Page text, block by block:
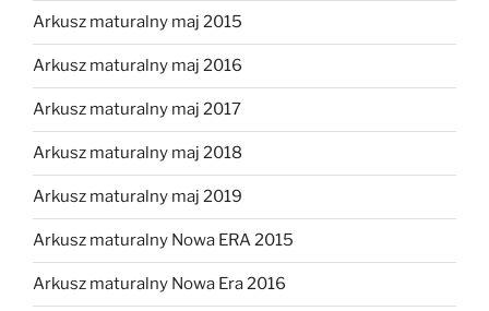
Arkusz maturalny maj 2015
Arkusz maturalny maj 2016
Arkusz maturalny maj 2017
Arkusz maturalny maj 2018
Arkusz maturalny maj 2019
Arkusz maturalny Nowa ERA 2015
Arkusz maturalny Nowa Era 2016